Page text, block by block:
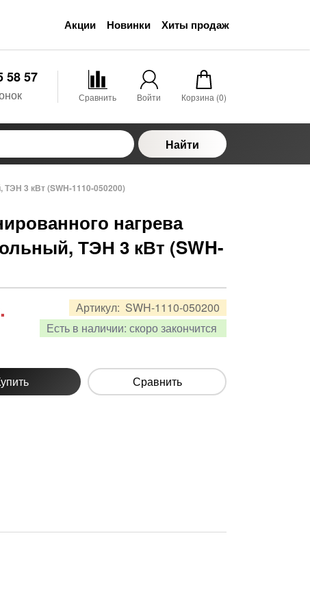
Акции Новинки Хиты продаж
58 57
Сравнить Войти Корзина (0)
Найти
ТЭН 3 кВт (SWH-1110-050200)
нагрева
ТЭН 3 кВт (SWH-
Артикул: SWH-1110-050200
Есть в наличии: скоро закончится
Сравнить